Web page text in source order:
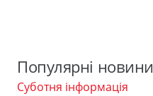
Популярні новини
Суботня інформація